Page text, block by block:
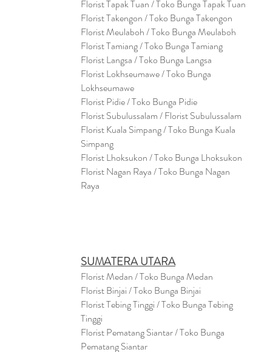
Florist Tapak Tuan / Toko Bunga Tapak Tuan
Florist Takengon / Toko Bunga Takengon
Florist Meulaboh / Toko Bunga Meulaboh
Florist Tamiang / Toko Bunga Tamiang
Florist Langsa / Toko Bunga Langsa
Florist Lokhseumawe / Toko Bunga
Lokhseumawe
Florist Pidie / Toko Bunga Pidie
Florist Subulussalam / Florist Subulussalam
Florist Kuala Simpang / Toko Bunga Kuala
Simpang
Florist Lhoksukon / Toko Bunga Lhoksukon
Florist Nagan Raya / Toko Bunga Nagan
Raya
SUMATERA UTARA
Florist Medan / Toko Bunga Medan
Florist Binjai / Toko Bunga Binjai
Florist Tebing Tinggi / Toko Bunga Tebing
Tinggi
Florist Pematang Siantar / Toko Bunga
Pematang Siantar